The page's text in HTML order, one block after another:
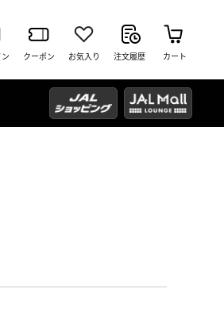
クーポン お気入り 注文履歴 カート